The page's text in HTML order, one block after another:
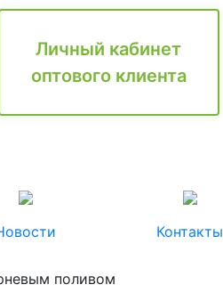
Личный кабинет
оптового клиента
Контакты
поливом